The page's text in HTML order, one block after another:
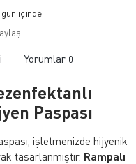
Yorumlar 0
Paspası
işletmenizde hijyenik
tasarlanmıştır. Rampalı